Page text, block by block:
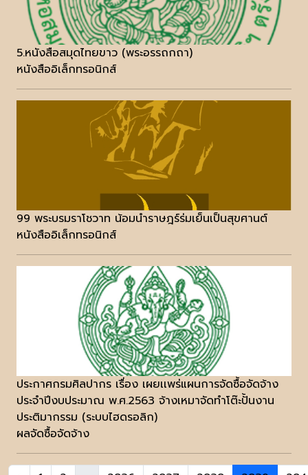
5.หนังสือสมุดไทยขาว (พระอรรถกถา)
หนังสืออิเล็กทรอนิกส์
99 พระบรมราโชวาท น้อมนำราษฎร์ร่มเย็นเป็นสุขศานต์
หนังสืออิเล็กทรอนิกส์
ประกาศกรมศิลปากร เรื่อง เผยเเพร่แผนการจัดซื้อจัดจ้าง
ประจำปีงบประมาณ พ.ศ.2563 จ้างเหมาจัดทำโต๊ะปั้นงาน
ประติมากรรม (ระบบไฮดรอลิก)
ผลจัดซื้อจัดจ้าง